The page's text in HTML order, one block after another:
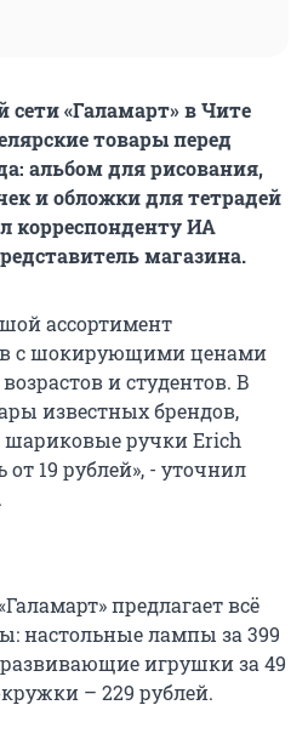
«Галамарт» в Чите
товары перед
альбом для рисования,
и обложки для тетрадей
корреспонденту ИА
магазина.
ассортимент
с шокирующими ценами
и студентов. В
известных брендов,
ручки Erich
19 рублей», - уточнил
предлагает всё
настольные лампы за 399
игрушки за 49
– 229 рублей.